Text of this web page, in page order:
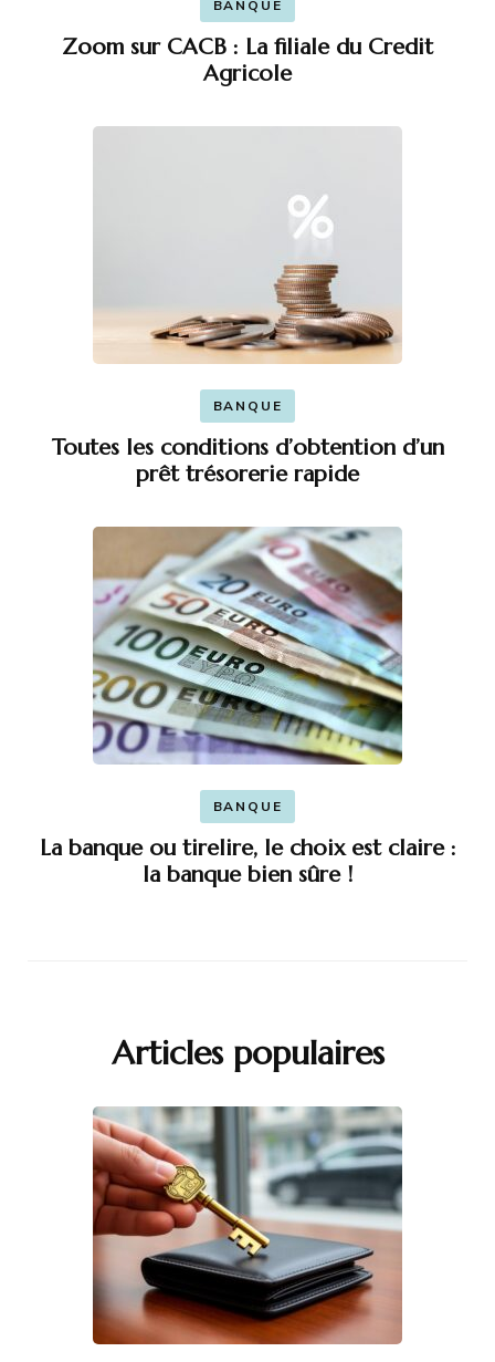
BANQUE
Zoom sur CACB : La filiale du Credit
Agricole
BANQUE
Toutes les conditions d’obtention d’un
prêt trésorerie rapide
BANQUE
La banque ou tirelire, le choix est claire :
la banque bien sûre !
Articles populaires